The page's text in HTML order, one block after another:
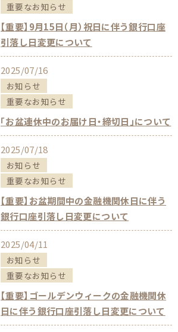
重要なお知らせ
【重要】9月15日（月）祝日に伴う銀行口座
引落し日変更について
2025/07/16
お知らせ
重要なお知らせ
「お盆連休中のお届け日・締切日」について
2025/07/18
お知らせ
重要なお知らせ
【重要】お盆期間中の金融機関休日に伴う
銀行口座引落し日変更について
2025/04/11
お知らせ
重要なお知らせ
【重要】ゴールデンウィークの金融機関休
日に伴う銀行口座引落し日変更について